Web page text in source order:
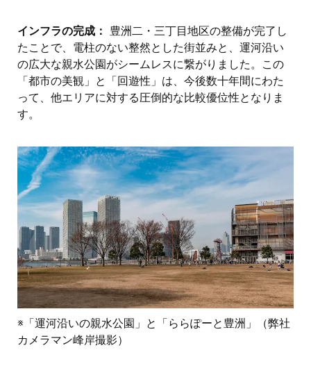
インフラの完成：
豊洲二・三丁目地区の整備が完了し
たことで、電柱のない整然とした街並みと、運河沿い
の広大な親水公園がシームレスに繋がりました。この
「都市の美観」と「回遊性」は、今後数十年間にわた
って、他エリアに対する圧倒的な比較優位性となりま
す。
※「運河沿いの親水公園」と「ららぽーと豊洲」（弊社
カメラマン峰岸撮影）